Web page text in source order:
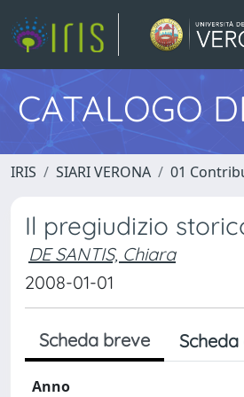
CATALOGO
IRIS SIARI VERONA 01
Il pregiudizio
DE SANTIS, Chiara
2008-01-01
Scheda breve
Anno